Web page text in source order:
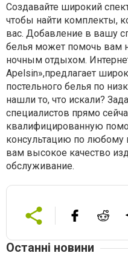
Создавайте широкий
чтобы найти комплекты,
вас. Добавление в вашу
белья может помочь вам
ночным отдыхом.
Apelsin»,предлагает
постельного белья по
нашли то, что искали?
специалистов прямо
квалифицированную
консультацию по любому
вам высокое качество
обслуживание.
Останні новини